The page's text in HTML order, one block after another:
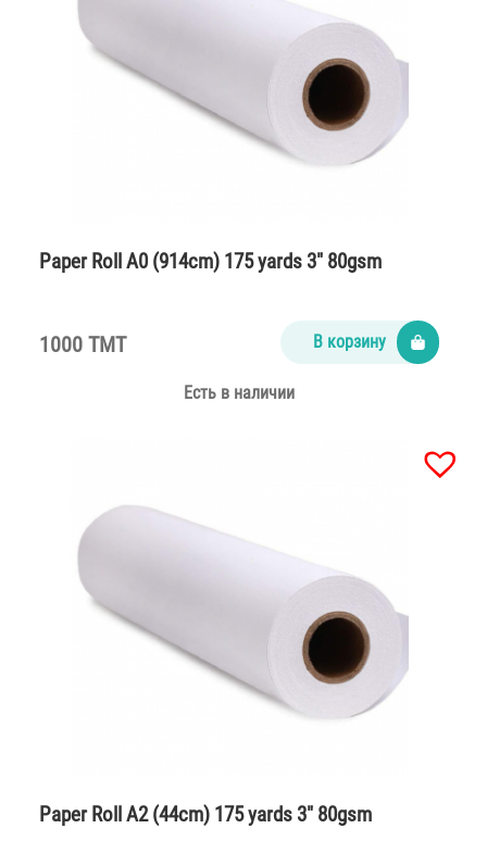
Paper Roll A0 (914cm) 175 yards 3″ 80gsm
1000 TMT В корзину
Есть в наличии
Paper Roll A2 (44cm) 175 yards 3″ 80gsm